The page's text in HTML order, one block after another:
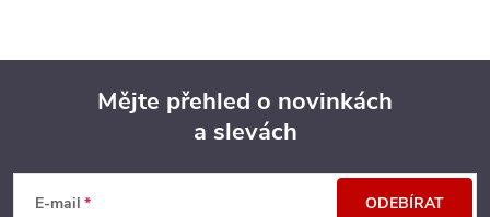
Mějte přehled o novinkách
a slevách
E-mail ODEBÍRAT